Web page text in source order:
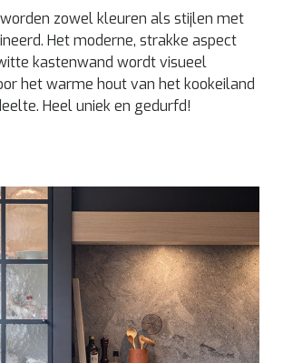
zowel kleuren als stijlen met
Het moderne, strakke aspect
kastenwand wordt visueel
het warme hout van het kookeiland
Heel uniek en gedurfd!